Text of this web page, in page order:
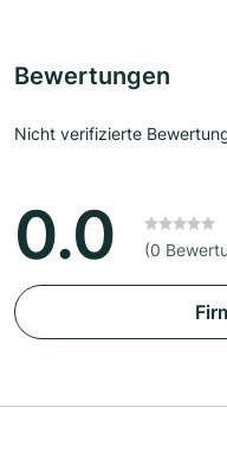
Bewertungen
Nicht verifizierte
0.0 (0